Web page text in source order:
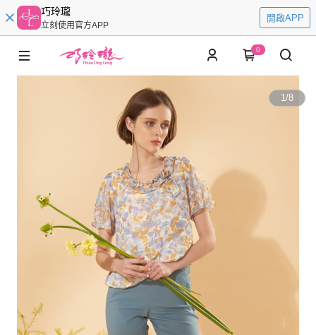
巧玲瓏
立刻使用官方APP
開啟APP
0
1/8